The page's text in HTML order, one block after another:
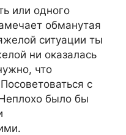
или одного
обманутая
ситуации ты
ни оказалась
что
с
было бы